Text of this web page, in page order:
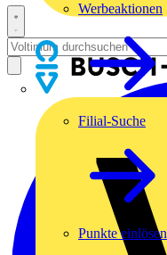
Werbeaktionen
Filial-Suche
Punkte einlösen